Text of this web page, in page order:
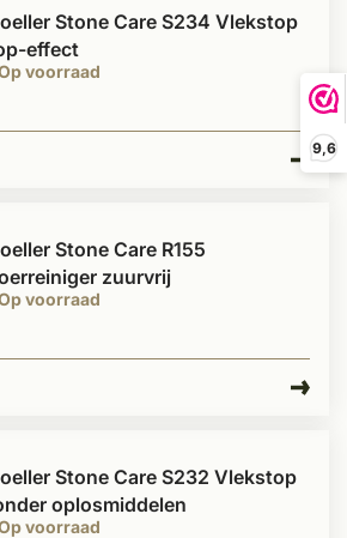
9,6
voorraad
Stone Care S234 Vlekstop
effect
voorraad
Stone Care R155
zuurvrij
voorraad
Stone Care S232 Vlekstop
oplosmiddelen